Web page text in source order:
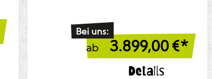
Bei uns:
ab 3.899,00 €*
Details